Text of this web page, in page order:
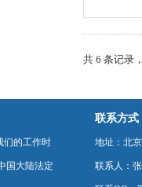
共 6 条记录
们的工作时
国大陆法定
联系方式
地址：北
联系人：